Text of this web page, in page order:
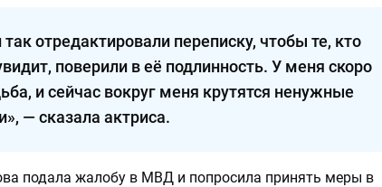
так отредактировали переписку, чтобы те, кто
поверили в её подлинность. У меня скоро
и сейчас вокруг меня крутятся ненужные
— сказала актриса.
подала жалобу в МВД и попросила принять меры в